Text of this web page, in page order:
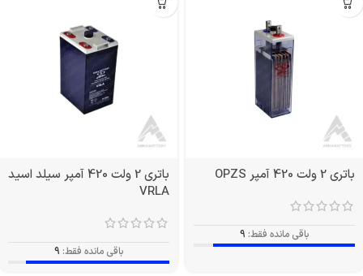
باتری 2 ولت 420 آمپر OPZS
باقی مانده فقط: 9
باتری 2 ولت 420 آمپر سیلد اسید
VRLA
باقی مانده فقط: 9